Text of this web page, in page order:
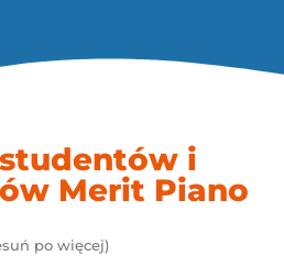
i
Merit Piano
po więcej)